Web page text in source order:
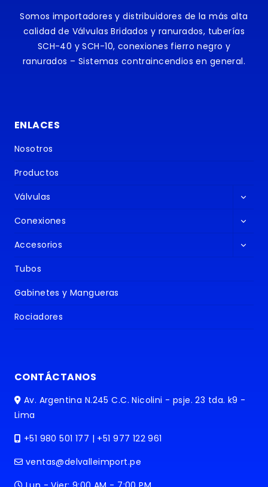
Somos importadores y distribuidores de la más alta
calidad de Válvulas Bridados y ranurados, tuberías
SCH-40 y SCH-10, conexiones fierro negro y
ranurados – Sistemas contraincendios en general.
ENLACES
Nosotros
Productos
Válvulas
hijo
Conexiones
hijo
Accesorios
Tubos
Gabinetes y Mangueras
Rociadores
CONTÁCTANOS
Av. Argentina N.245 C.C. Nicolini - psje. 23 tda. k9 -
Lima
+51 980 501 177 | +51 977 122 961
ventas@delvalleimport.pe